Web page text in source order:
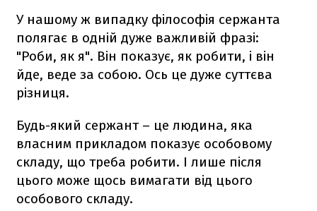
У нашому ж випадку філософія сержанта
полягає в одній дуже важливій фразі:
"Роби, як я". Він показує, як робити, і він
йде, веде за собою. Ось це дуже суттєва
різниця.
Будь-який сержант – це людина, яка
власним прикладом показує особовому
складу, що треба робити. І лише після
цього може щось вимагати від цього
особового складу.